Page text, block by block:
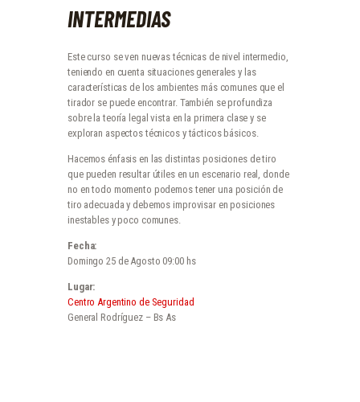
INTERMEDIAS
Este curso se ven nuevas técnicas de nivel intermedio,
teniendo en cuenta situaciones generales y las
características de los ambientes más comunes que el
tirador se puede encontrar. También se profundiza
sobre la teoría legal vista en la primera clase y se
exploran aspectos técnicos y tácticos básicos.
Hacemos énfasis en las distintas posiciones de tiro
que pueden resultar útiles en un escenario real, donde
no en todo momento podemos tener una posición de
tiro adecuada y debemos improvisar en posiciones
inestables y poco comunes.
Fecha:
Domingo 25 de Agosto 09:00 hs
Lugar:
Centro Argentino de Seguridad
General Rodríguez – Bs As